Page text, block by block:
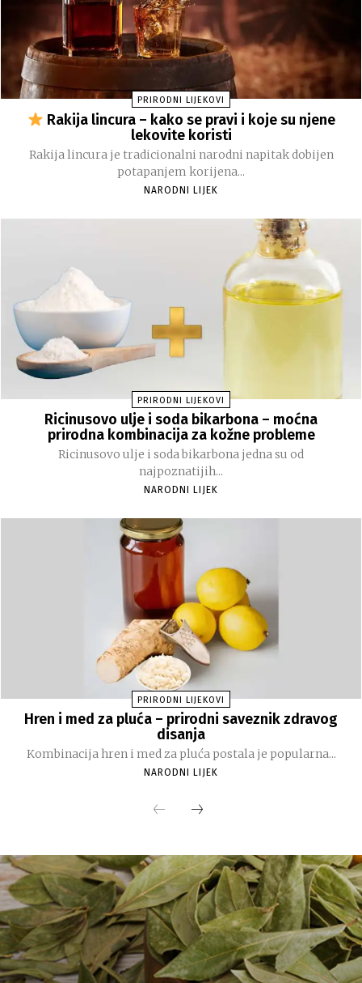
PRIRODNI LIJEKOVI
Rakija lincura – kako se pravi i koje su njene
lekovite koristi
Rakija lincura je tradicionalni narodni napitak dobijen
potapanjem korijena...
NARODNI LIJEK
PRIRODNI LIJEKOVI
Ricinusovo ulje i soda bikarbona – moćna
prirodna kombinacija za kožne probleme
Ricinusovo ulje i soda bikarbona jedna su od
najpoznatijih...
NARODNI LIJEK
PRIRODNI LIJEKOVI
Hren i med za pluća – prirodni saveznik zdravog
disanja
Kombinacija hren i med za pluća postala je popularna...
NARODNI LIJEK